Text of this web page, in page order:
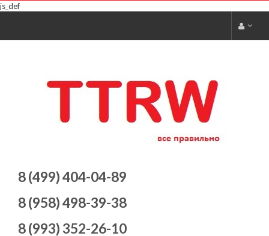
js_def
8 (499) 404-04-89
8 (958) 498-39-38
8 (993) 352-26-10